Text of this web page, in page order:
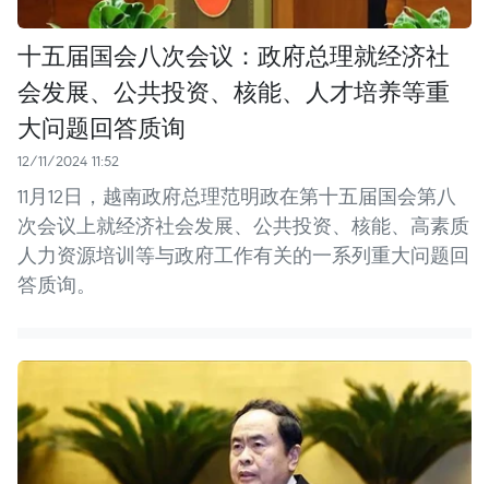
十五届国会八次会议：政府总理就经济社
会发展、公共投资、核能、人才培养等重
大问题回答质询
12/11/2024 11:52
11月12日，越南政府总理范明政在第十五届国会第八
次会议上就经济社会发展、公共投资、核能、高素质
人力资源培训等与政府工作有关的一系列重大问题回
答质询。